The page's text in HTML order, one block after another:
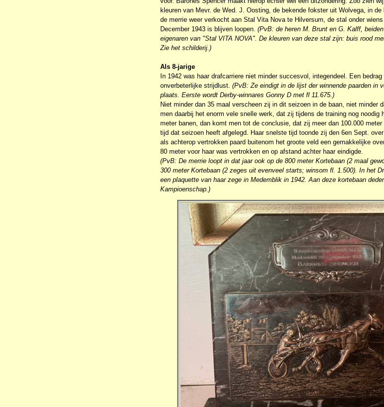
kleuren van Mevr. de Wed. J. Oosting, de bekende fokster uit Wolvega, in de
de merrie weer verkocht aan Stal Vita Nova te Hilversum, de stal onder
December 1943 is blijven loopen. (PvB: de heren M. Brunt en G. Kalff,
eigenaren van "Stal VITA NOVA". De kleuren van deze stal zijn: buis rood
Zie het schilderij.)
Als 8-jarige
In 1942 was haar drafcarriere niet minder succesvol, integendeel. Een
onverbeterlijke strijdlust. (PvB: Ze eindigt in de lijst der winnende paarden in
plaats. Eerste wordt Derby-winnares Gonny D met fl 11.675.)
Niet minder dan 35 maal verscheen zij in dit seizoen in de baan, niet minder
men daarbij het enorm vele snelle werk, dat zij tijdens de training nog noodig
meter banen, dan komt men tot de conclusie, dat zij meer dan 100.000
tijd dat seizoen heeft afgelegd. Haar snelste tijd toonde zij den 6en Sept.
als achterop vertrokken paard buitenom het groote veld een gemakkelijke
80 meter voor haar was vertrokken en op afstand achter haar eindigde.
(PvB: De merrie loopt in dat jaar ook op de 800 meter Kortebaan (2 maal
300 meter Kortebaan (2 zeges uit evenveel starts; winsom fl. 1.500). In het
een plaquette van haar zege in Medemblik in 1942. Aan deze kortebaan
Kampioenschap.)